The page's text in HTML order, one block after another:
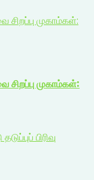
முகாம்கள்:
முகாம்கள்:
பிரிவு